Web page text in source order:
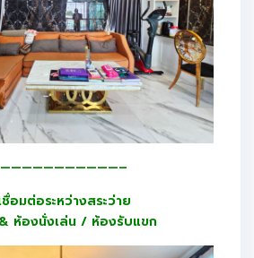
ชื่อมต่อระหว่างสระว่าย
ห้องนั่งเล่น / ห้องรับแขก